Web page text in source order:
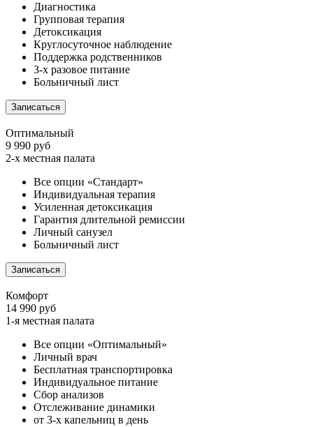
Диагностика
Групповая терапия
Детоксикация
Круглосуточное наблюдение
Поддержка родственников
3-х разовое питание
Больничный лист
Записаться
Оптимальный
9 990 руб
2-х местная палата
Все опции «Стандарт»
Индивидуальная терапия
Усиленная детоксикация
Гарантия длительной ремиссии
Личный санузел
Больничный лист
Записаться
Комфорт
14 990 руб
1-я местная палата
Все опции «Оптимальный»
Личный врач
Бесплатная транспортировка
Индивидуальное питание
Сбор анализов
Отслеживание динамики
от 3-х капельниц в день